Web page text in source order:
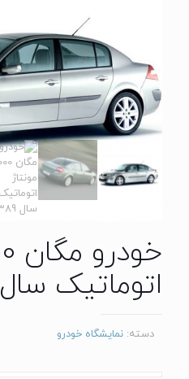
اتوماتیک سال 1389
دسته: نمایشگاه خودرو